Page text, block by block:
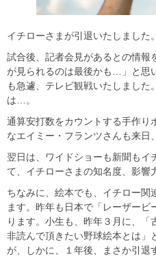
イチローさまが引退いたしました。
試合後、記者会見があるとの情報
が見られるのは最後かも…」と思
も急遽、テレビ観戦いたしました
は…。
通算安打数をカウントする手作り
なエイミー・フランツさんも来日
翌日は、ワイドショーも新聞もイ
て、イチローさまの知名度、影響
ちなみに、絵本でも、イチロー関
ます。昨年も日本で「レーザー
ります。小生も、昨年３月に、
非読んで頂きたい野球絵本とは」
が、しかに、１年後、まさか引退